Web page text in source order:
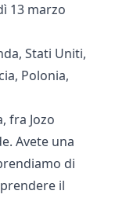
13 marzo
Stati Uniti,
Polonia,
fra Jozo
Avete una
di
il